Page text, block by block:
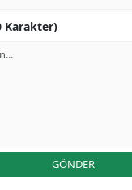
Karakter)
GÖNDER